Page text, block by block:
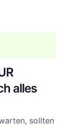
alles
sollten